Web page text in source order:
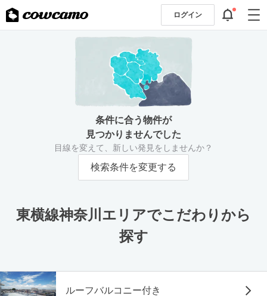
ログイン
条件に合う物件が
見つかりませんでした
目線を変えて、新しい発見をしませんか？
検索条件を変更する
東横線神奈川エリアでこだわりから
探す
ルーフバルコニー付き